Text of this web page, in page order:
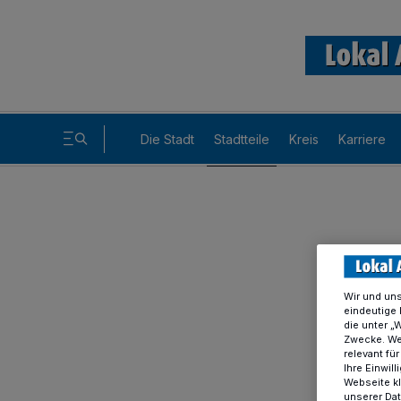
Die Stadt Stadtteile Kreis Karriere
Wir und
eindeutige
die unter
Zwecke.
relevant
Ihre
Webseite
unserer